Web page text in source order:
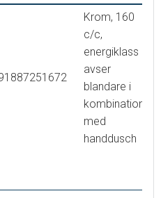
Krom, 160
c/c,
energiklass
avser
blandare i
kombination
med
handdusch